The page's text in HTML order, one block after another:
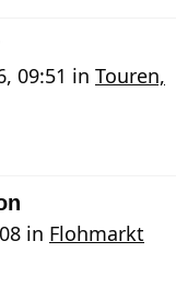
09:51 in Touren,
in Flohmarkt